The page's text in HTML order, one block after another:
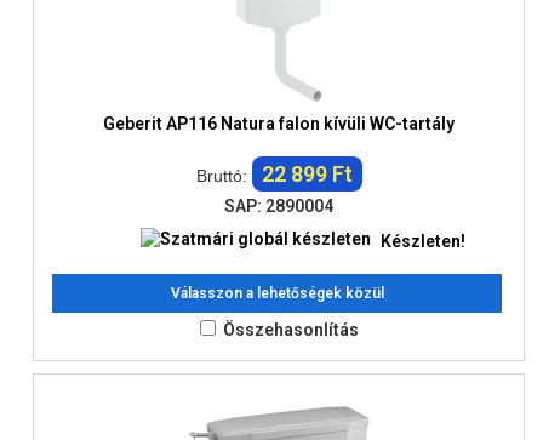
Geberit AP116 Natura falon kívüli WC-tartály
Bruttó: 22 899 Ft
SAP: 2890004
Készleten!
Válasszon a lehetőségek közül
Összehasonlítás